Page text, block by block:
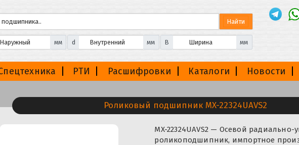
мм d мм B мм
РТИ Расшифровки Каталоги Новости
Роликовый подшипник MX-22324UAVS2
MX-22324UAVS2 — Осевой
роликоподшипник, импортное